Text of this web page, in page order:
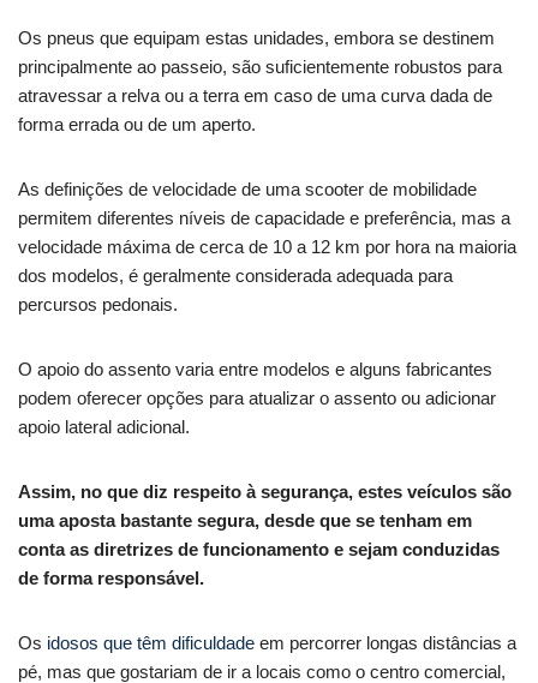
Os pneus que equipam estas unidades, embora se destinem
principalmente ao passeio, são suficientemente robustos para
atravessar a relva ou a terra em caso de uma curva dada de
forma errada ou de um aperto.
As definições de velocidade de uma scooter de mobilidade
permitem diferentes níveis de capacidade e preferência, mas a
velocidade máxima de cerca de 10 a 12 km por hora na maioria
dos modelos, é geralmente considerada adequada para
percursos pedonais.
O apoio do assento varia entre modelos e alguns fabricantes
podem oferecer opções para atualizar o assento ou adicionar
apoio lateral adicional.
Assim, no que diz respeito à segurança, estes veículos são
uma aposta bastante segura, desde que se tenham em
conta as diretrizes de funcionamento e sejam conduzidas
de forma responsável.
Os idosos que têm dificuldade em percorrer longas distâncias a
pé, mas que gostariam de ir a locais como o centro comercial,